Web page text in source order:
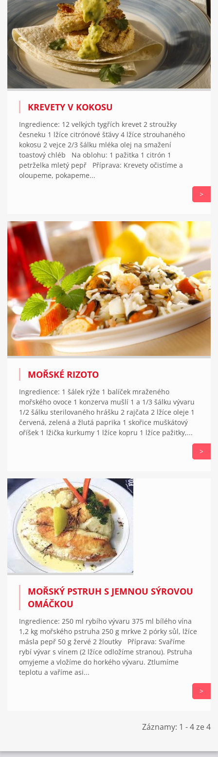
KREVETY V KOKOSU
Ingredience: 12 velkých tygřích krevet 2 stroužky
česneku 1 lžíce citrónové šťávy 4 lžíce strouhaného
kokosu 2 vejce 2/3 šálku mléka olej na smažení
toastový chléb Na oblohu: 1 pažitka 1 citrón 1
petrželka mletý pepř Příprava: Krevety očistíme a
oloupeme, pokapeme...
>
MOŘSKÉ RIZOTO
Ingredience: 1 šálek rýže 1 balíček mraženého
mořského ovoce 1 konzerva mušlí 1 a 1/3 šálku vývaru
1/2 šálku sterilovaného hrášku 2 rajčata 2 lžíce oleje 1
červená, zelená a žlutá paprika 1 skořice muškátový
oříšek 1 lžička kurkumy 1 lžíce kopru 1 lžíce pažitky,...
>
MOŘSKÝ PSTRUH S JEMNOU SÝROVOU
OMÁČKOU
Ingredience: 250 ml rybího vývaru 375 ml bílého vína
1,2 kg mořského pstruha 250 g mrkve 2 pórky sůl, lžíce
másla pepř 50 g žervé 2 žloutky Příprava: Svaříme
rybí vývar s vínem (2 lžíce odložíme stranou). Pstruha
omyjeme a vložíme do horkého vývaru. Ztlumíme
teplotu a vaříme asi...
>
Záznamy: 1 - 4 ze 4